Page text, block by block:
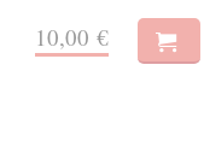
10,00 €